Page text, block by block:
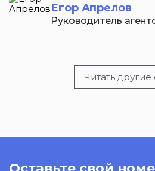
Егор Апрелов
Руководитель
Читать другие